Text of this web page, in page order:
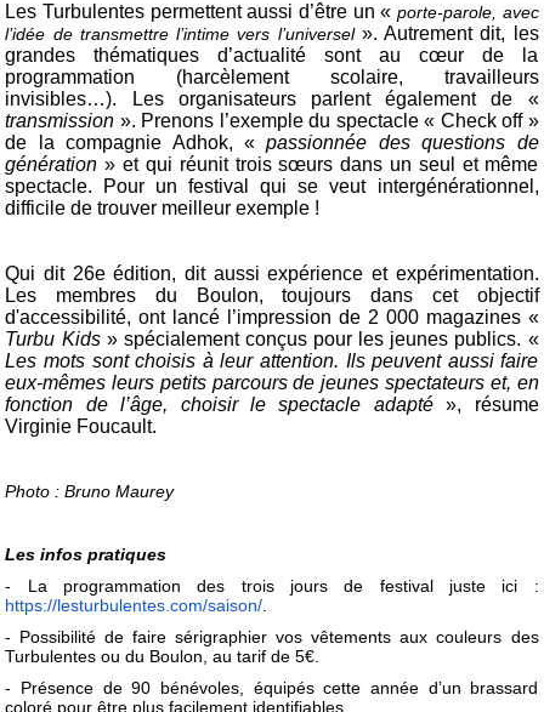
Les Turbulentes permettent aussi d’être un « porte-parole, avec
l’idée de transmettre l’intime vers l’universel». Autrement dit, les
grandes thématiques d’actualité sont au cœur de la
programmation (harcèlement scolaire, travailleurs
invisibles…). Les organisateurs parlent également de «
transmission ». Prenons l’exemple du spectacle « Check off »
de la compagnie Adhok, «passionnée des questions de
génération » et qui réunit trois sœurs dans un seul et même
spectacle. Pour un festival qui se veut intergénérationnel,
difficile de trouver meilleur exemple !
Qui dit 26e édition, dit aussi expérience et expérimentation.
Les membres du Boulon, toujours dans cet objectif
d'accessibilité, ont lancé l’impression de 2 000 magazines «
Turbu Kids» spécialement conçus pour les jeunes publics. «
Les mots sont choisis à leur attention. Ils peuvent aussi faire
eux-mêmes leurs petits parcours de jeunes spectateurs et, en
fonction de l’âge, choisir le spectacle adapté», résume
Virginie Foucault.
Photo : Bruno Maurey
Les infos pratiques
- La programmation des trois jours de festival juste ici :
https://lesturbulentes.com/saison/
- Possibilité de faire sérigraphier vos vêtements aux couleurs des
Turbulentes ou du Boulon, au tarif de 5€.
- Présence de 90 bénévoles, équipés cette année d’un brassard
coloré pour être plus facilement identifiables.